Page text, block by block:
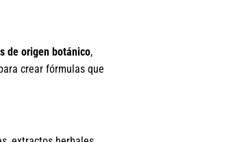
de origen botánico,
crear fórmulas que